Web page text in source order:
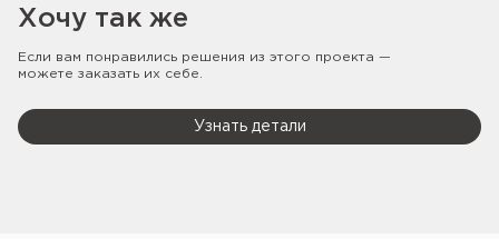
Хочу так же
Если вам понравились решения из этого проекта —
можете заказать их себе.
Узнать детали